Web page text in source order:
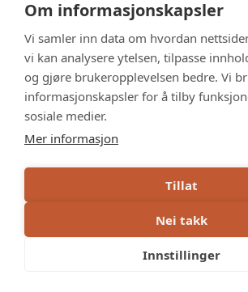
Om informasjonskapsler
Vi samler inn data om hvordan
vi kan analysere ytelsen, tilpasse
og gjøre brukeropplevelsen bedre. Vi
informasjonskapsler for å tilby
sosiale medier.
Mer informasjon
Tillat
Nei takk
Innstillinger